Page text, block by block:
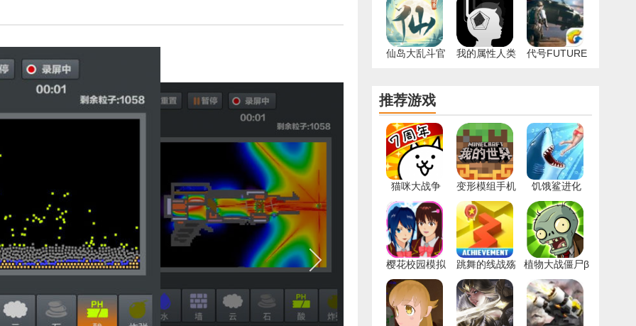
仙岛大乱斗官
我的属性人类
代号FUTURE
推荐游戏
猫咪大战争
9.2.0版本
变形模组手机
版
饥饿鲨进化
999999钻右最
新
樱花校园模拟
器2022中文版
跳舞的线战殇
安卓版
植物大战僵尸β
版手机版